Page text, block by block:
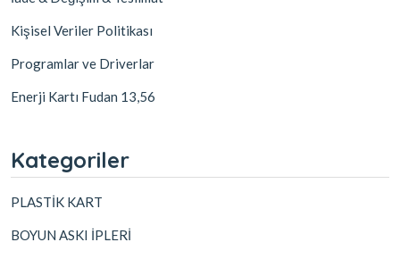
Kişisel Veriler Politikası
Programlar ve Driverlar
Enerji Kartı Fudan 13,56
Kategoriler
PLASTİK KART
BOYUN ASKI İPLERİ